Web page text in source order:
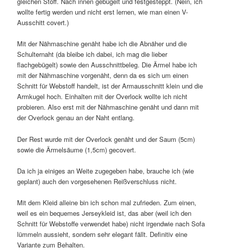
wollte fertig werden und nicht erst lernen, wie man einen V-
Ausschitt covert.)
Mit der Nähmaschine genäht habe ich die Abnäher und die
Schulternaht (da bleibe ich dabei, ich mag die lieber
flachgebügelt) sowie den Ausschnittbeleg. Die Ärmel habe ich
mit der Nähmaschine vorgenäht, denn da es sich um einen
Schnitt für Webstoff handelt, ist der Armausschnitt klein und die
Armkugel hoch. Einhalten mit der Overlock wollte ich nicht
probieren. Also erst mit der Nähmaschine genäht und dann mit
der Overlock genau an der Naht entlang.
Der Rest wurde mit der Overlock genäht und der Saum (5cm)
sowie die Ärmelsäume (1,5cm) gecovert.
Da ich ja einiges an Weite zugegeben habe, brauche ich (wie
geplant) auch den vorgesehenen Reißverschluss nicht.
Mit dem Kleid alleine bin ich schon mal zufrieden. Zum einen,
weil es ein bequemes Jerseykleid ist, das aber (weil ich den
Schnitt für Webstoffe verwendet habe) nicht irgendwie nach Sofa
lümmeln aussieht, sondern sehr elegant fällt. Definitiv eine
Variante zum Behalten.